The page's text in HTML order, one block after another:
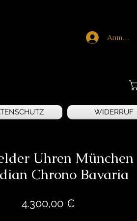
Anmelden
WIDERRUF
Uhren München
Chrono Bavaria
4.300,00 €Preis